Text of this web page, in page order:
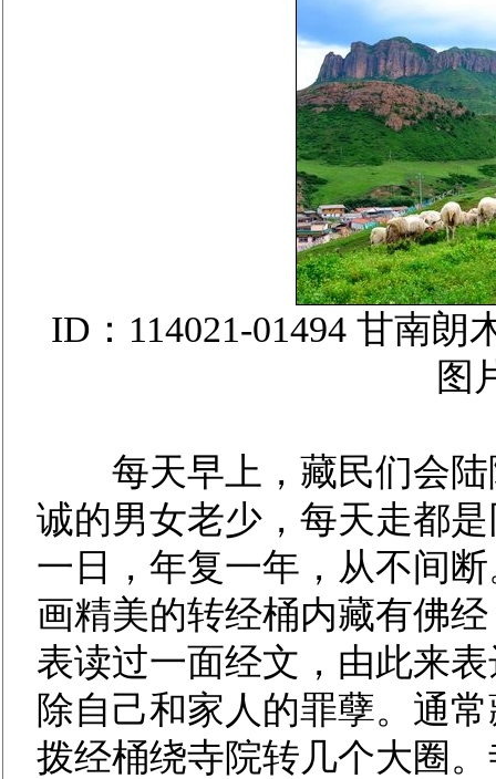
ID：114021-01494 甘南
图
每天早上，藏民们会陆
诚的男女老少，每天走都
一日，年复一年，从不间
画精美的转经桶内藏有佛
表读过一面经文，由此来
除自己和家人的罪孽。通
拨经桶绕寺院转几个大圈